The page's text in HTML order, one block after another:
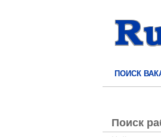
ПОИСК
Поиск